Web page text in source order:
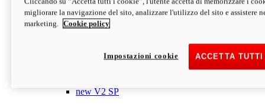
da CHF 13´990
Configura Scopri di più
newV2
da CHF 15´990
new V2 SP
migliorare la navigazione del sito, analizzare l'utilizzo del sito e assistere
marketing.
Cookie policy
ACCETTA
Impostazioni cookie